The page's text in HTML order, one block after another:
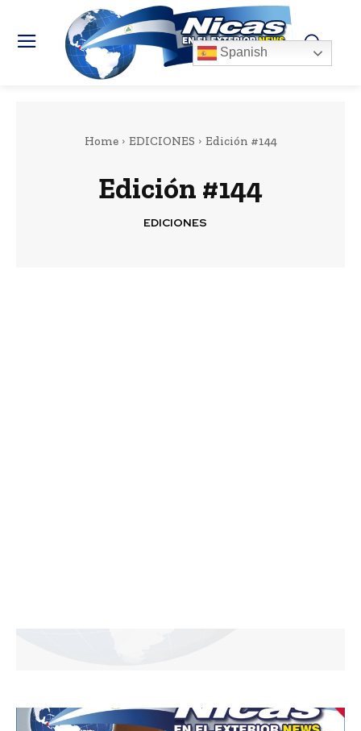
Home EDICIONES Edición #144
Edición #144
EDICIONES
Spanish